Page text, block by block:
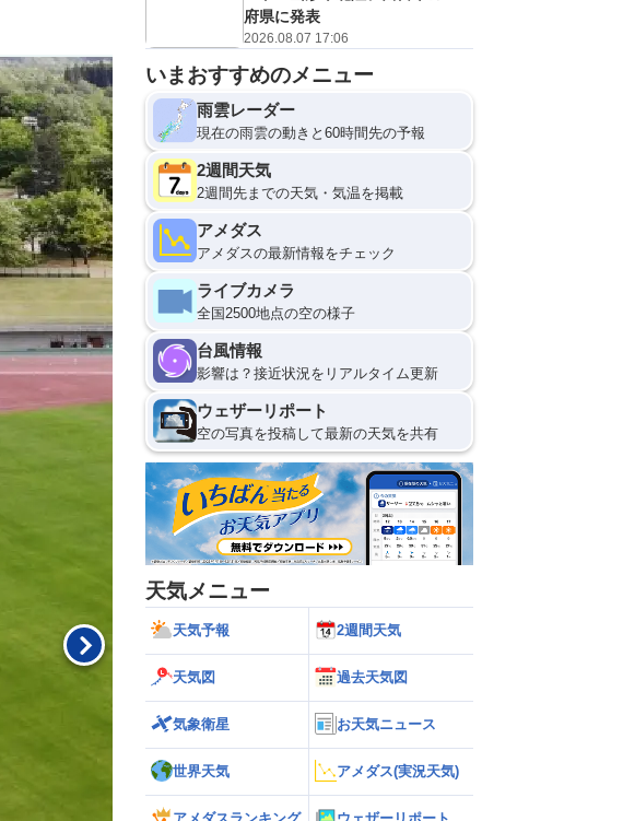
府県に発表
2026.08.07 17:06
いまおすすめのメニュー
雨雲レーダー
現在の雨雲の動きと60時間先の予報
2週間天気
2週間先までの天気・気温を掲載
アメダス
アメダスの最新情報をチェック
ライブカメラ
全国2500地点の空の様子
台風情報
影響は？接近状況をリアルタイム更新
ウェザーリポート
空の写真を投稿して最新の天気を共有
天気メニュー
天気予報 2週間天気
天気図 過去天気図
気象衛星 お天気ニュース
世界天気 アメダス(実況天気)